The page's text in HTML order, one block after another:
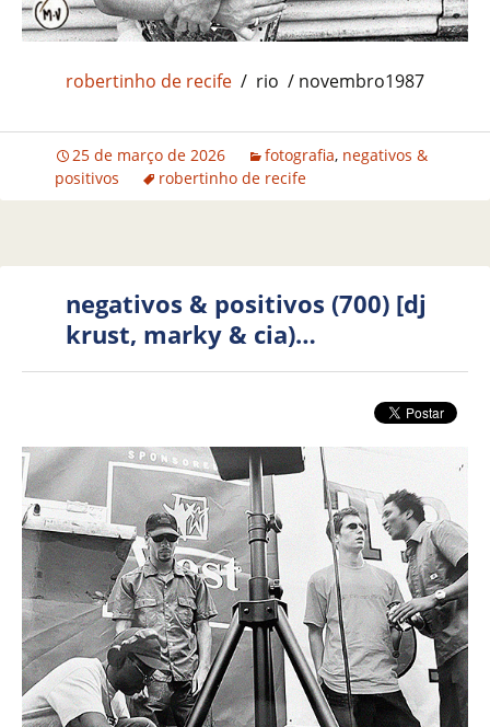
robertinho de recife / rio / novembro1987
25 de março de 2026 fotografia, negativos &
positivos
robertinho de recife
negativos & positivos (700) [dj
krust, marky & cia)…